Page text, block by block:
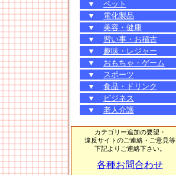
▼
ペット
▼
電化製品
▼
美容・健康
▼
習い事・お稽古
▼
趣味・レジャー
▼
おもちゃ・ゲーム
▼
スポーツ
▼
食品・ドリンク
▼
ビジネス
▼
老人介護
カテゴリー追加の要望・
違反サイトのご連絡・ご意見等
下記よりご連絡下さい。
各種お問合わせ